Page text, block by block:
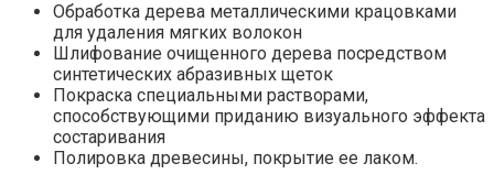
Обработка дерева металлическими крацовками
для удаления мягких волокон
Шлифование очищенного дерева посредством
синтетических абразивных щеток
Покраска специальными растворами,
способствующими приданию визуального эффекта
состаривания
Полировка древесины, покрытие ее лаком.